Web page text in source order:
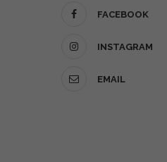
FACEBOOK
INSTAGRAM
EMAIL